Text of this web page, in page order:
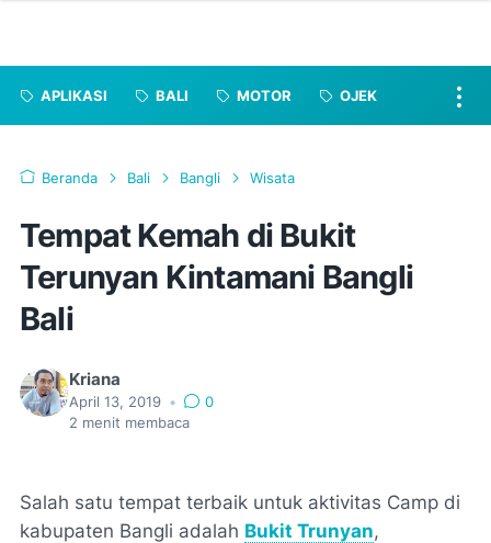
APLIKASI BALI MOTOR OJEK
Beranda Bali Bangli Wisata
Tempat Kemah di Bukit
Terunyan Kintamani Bangli
Bali
Kriana
April 13, 2019 •
0
2 menit membaca
Salah satu tempat terbaik untuk aktivitas Camp di
kabupaten Bangli adalah Bukit Trunyan,